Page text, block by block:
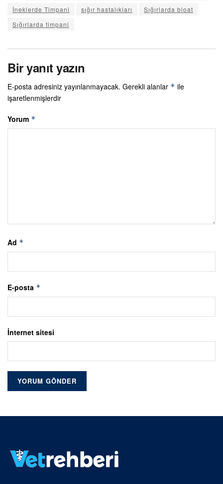
İneklerde Timpani
sığır hastalıkları
Sığırlarda bloat
Sığırlarda timpani
Bir yanıt yazın
E-posta adresiniz yayınlanmayacak. Gerekli alanlar * ile
işaretlenmişlerdir
Yorum *
Ad *
E-posta *
İnternet sitesi